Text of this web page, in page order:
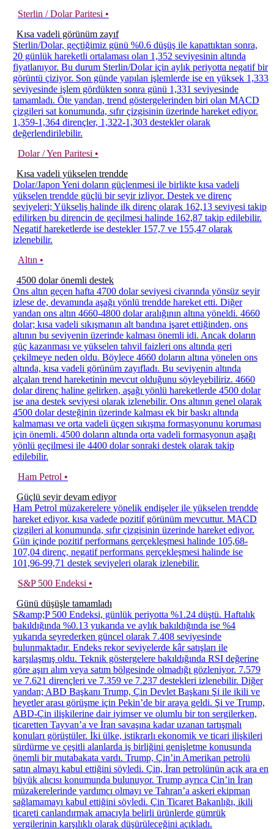
Sterlin / Dolar Paritesi •
Kısa vadeli görünüm zayıf
Sterlin/Dolar, geçtiğimiz günü %0.6 düşüş ile kapattıktan sonra,
20 günlük hareketli ortalaması olan 1,352 seviyesinin altında
fiyatlanıyor. Bu durum Sterlin/Dolar için aylık periyotta negatif bir
görüntü çiziyor. Son günde yapılan işlemlerde ise en yüksek 1,333
seviyesinde işlem gördükten sonra günü 1,331 seviyesinde
tamamladı. Öte yandan, trend göstergelerinden biri olan MACD
çizgileri sat konumunda, sıfır çizgisinin üzerinde hareket ediyor.
1,359-1,364 dirençler, 1,322-1,303 destekler olarak
değerlendirilebilir.
Dolar / Yen Paritesi •
Kısa vadeli yükselen trendde
Dolar/Japon Yeni doların güçlenmesi ile birlikte kısa vadeli
yükselen trendde güçlü bir seyir izliyor. Destek ve direnç
seviyeleri; Yükseliş halinde ilk direnç olarak 162,13 seviyesi takip
edilirken bu direncin de geçilmesi halinde 162,87 takip edilebilir.
Negatif hareketlerde ise destekler 157,7 ve 155,47 olarak
izlenebilir.
Altın •
4500 dolar önemli destek
Ons altın geçen hafta 4700 dolar seviyesi civarında yönsüz seyir
izlese de, devamında aşağı yönlü trendde hareket etti. Diğer
yandan ons altın 4660-4800 dolar aralığının altına yöneldi. 4660
dolar; kısa vadeli sıkışmanın alt bandına işaret ettiğinden, ons
altının bu seviyenin üzerinde kalması önemli idi. Ancak doların
güç kazanması ve yükselen tahvil faizleri ons altında geri
çekilmeye neden oldu. Böylece 4660 doların altına yönelen ons
altında, kısa vadeli görünüm zayıfladı. Bu seviyenin altında
alçalan trend hareketinin mevcut olduğunu söyleyebiliriz. 4660
dolar direnç haline gelirken, aşağı yönlü hareketlerde 4500 dolar
ise ana destek seviyesi olarak izlenebilir. Ons altının genel olarak
4500 dolar desteğinin üzerinde kalması ek bir baskı altında
kalmaması ve orta vadeli üçgen sıkışma formasyonunu koruması
için önemli. 4500 doların altında orta vadeli formasyonun aşağı
yönlü geçilmesi ile 4400 dolar sonraki destek olarak takip
edilebilir.
Ham Petrol •
Güçlü seyir devam ediyor
Ham Petrol müzakerelere yönelik endişeler ile yükselen trendde
hareket ediyor. kısa vadede pozitif görünüm mevcuttur. MACD
çizgileri al konumunda, sıfır çizgisinin üzerinde hareket ediyor.
Gün içinde pozitif performans gerçekleşmesi halinde 105,68-
107,04 direnç, negatif performans gerçekleşmesi halinde ise
101,96-99,71 destek seviyeleri olarak izlenebilir.
S&P 500 Endeksi •
Günü düşüşle tamamladı
S&amp;P 500 Endeksi, günlük periyotta %1.24 düştü. Haftalık
bakıldığında %0.13 yukarıda ve aylık bakıldığında ise %4
yukarıda seyrederken güncel olarak 7.408 seviyesinde
bulunmaktadır. Endeks rekor seviyelerde kâr satışları ile
karşılaşmış oldu. Teknik göstergelere bakıldığında RSI değerine
göre aşırı alım veya satım bölgesinde olmadığı gözleniyor. 7.579
ve 7.621 dirençleri ve 7.359 ve 7.237 destekleri izlenebilir. Diğer
yandan; ABD Başkanı Trump, Çin Devlet Başkanı Şi ile ikili ve
heyetler arası görüşme için Pekin’de bir araya geldi. Şi ve Trump,
ABD-Çin ilişkilerine dair iyimser ve olumlu bir ton sergilerken,
ticaretten Tayvan’a ve İran savaşına kadar uzanan tartışmalı
konuları görüştüler. İki ülke, istikrarlı ekonomik ve ticari ilişkileri
sürdürme ve çeşitli alanlarda iş birliğini genişletme konusunda
önemli bir mutabakata vardı. Trump, Çin’in Amerikan petrolü
satın almayı kabul ettiğini söyledi. Çin, İran petrolünün açık ara en
büyük alıcısı konumunda bulunuyor. Trump ayrıca Çin’in İran
müzakerelerinde yardımcı olmayı ve Tahran’a askeri ekipman
sağlamamayı kabul ettiğini söyledi. Çin Ticaret Bakanlığı, ikili
ticareti canlandırmak amacıyla belirli ürünlerde gümrük
vergilerinin karşılıklı olarak düşürüleceğini açıkladı.